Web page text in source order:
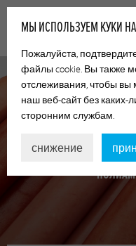
МЫ ИСПОЛЬЗУЕМ КУКИ
Пожалуйста,
файлы cookie. Вы также
отслеживания, чтобы
наш веб-сайт без
сторонним службам.
снижение